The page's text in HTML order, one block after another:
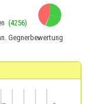
(4256)
Gegnerbewertung